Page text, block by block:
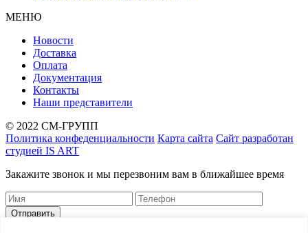
МЕНЮ
Новости
Доставка
Оплата
Документация
Контакты
Наши представители
© 2022 СМ-ГРУПП
Политика конфеденциальности Карта сайта Сайт разработан
студией IS ART
Закажите звонок и мы перезвоним вам в ближайшее время